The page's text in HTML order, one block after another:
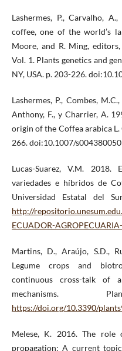
Lashermes, P., Carvalho,
coffee, one of the world’s
Moore, and R. Ming,
Vol. 1. Plants genetics and
NY, USA. p. 203-226.
Lashermes, P., Combes,
Anthony, F., y Charrier, A.
origin of the Coffea arabica L.
266. doi:10.1007/s004380050
Lucas-Suarez, V.M.
variedades e híbridos de
Universidad Estatal del
http://
ECUADOR-
Martins, D., Araújo, S.D.,
Legume crops and
continuous cross-talk of
https://doi.org/10.3390/
Melese, K. 2016. The
propagation: A current